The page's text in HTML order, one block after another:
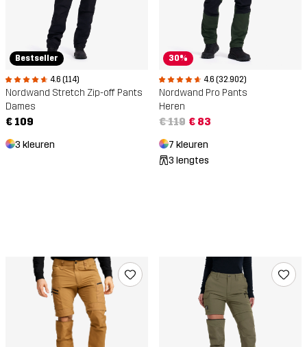
Bestseller
4.6 (114)
Nordwand Stretch Zip-off Pants
Dames
€ 109
3 kleuren
30%
4.6 (32.902)
Nordwand Pro Pants
Heren
€ 119 € 83
7 kleuren
3 lengtes